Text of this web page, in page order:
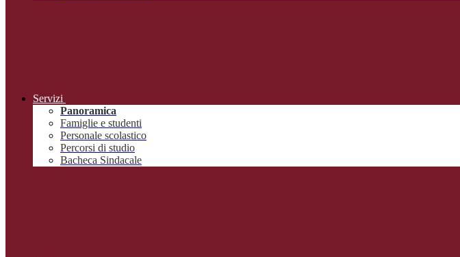
Servizi
Panoramica
Famiglie e studenti
Personale scolastico
Percorsi di studio
Bacheca Sindacale